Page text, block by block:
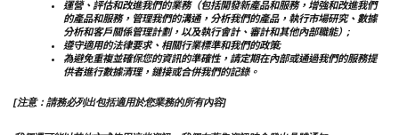
運營、評估和改進我們的業務（包括開發新產品和服務，增強和改進我們
的產品和服務，管理我們的溝通，分析我們的產品，執行市場研究、數據
分析和客戶關係管理計劃，以及執行會計、審計和其他內部職能）;
遵守適用的法律要求、相關行業標準和我們的政策;
為避免重複並確保您的資訊的準確性，請定期在內部或通過我們的服務提
供者進行數據清理，鏈接或合併我們的記錄。
[注意：請務必列出包括適用於您業務的所有內容]